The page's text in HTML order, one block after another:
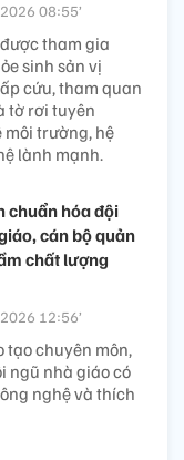
08:55’
tham gia
sinh sản vị
cứu, tham quan
tờ rơi tuyên
môi trường, hệ
lành mạnh.
chuẩn hóa đội
cán bộ quản
chất lượng
12:56’
tạo chuyên môn,
ngũ nhà giáo có
nghệ và thích